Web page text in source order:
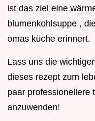
ist das ziel eine
blumenkohlsuppe ,
omas küche erinnert.
Lass uns die
dieses rezept zum
paar professionellere
anzuwenden!